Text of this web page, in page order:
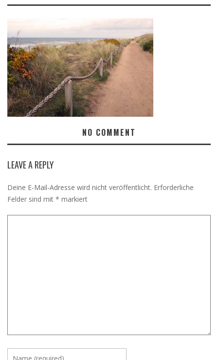
NO COMMENT
LEAVE A REPLY
Deine E-Mail-Adresse wird nicht veröffentlicht. Erforderliche
Felder sind mit * markiert